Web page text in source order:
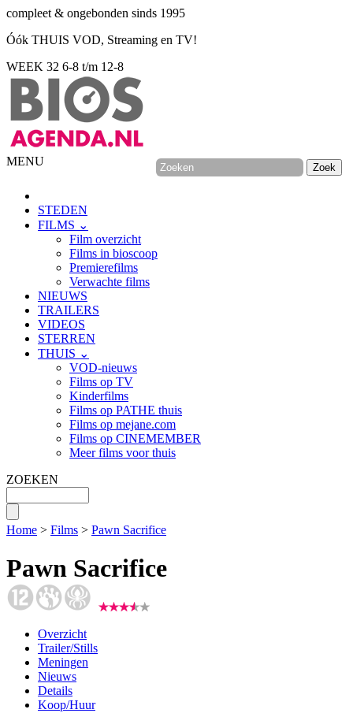
compleet & ongebonden sinds 1995
Óók THUIS VOD, Streaming en TV!
WEEK 32 6-8 t/m 12-8
MENU
STEDEN
FILMS ⌄
Film overzicht
Films in bioscoop
Premierefilms
Verwachte films
NIEUWS
TRAILERS
VIDEOS
STERREN
THUIS ⌄
VOD-nieuws
Films op TV
Kinderfilms
Films op PATHE thuis
Films op mejane.com
Films op CINEMEMBER
Meer films voor thuis
ZOEKEN
Home > Films > Pawn Sacrifice
Pawn Sacrifice
Overzicht
Trailer/Stills
Meningen
Nieuws
Details
Koop/Huur